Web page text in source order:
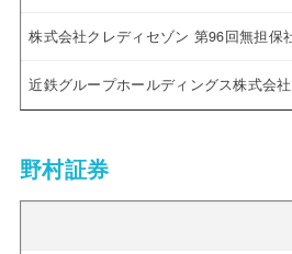
株式会社クレディセゾン 第96回無担保
近鉄グループホールディングス株式会
野村証券